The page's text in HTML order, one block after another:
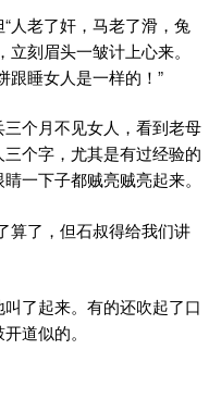
人老了奸，马老了滑，兔
刻眉头一皱计上心来。
跟睡女人是一样的！”
个月不见女人，看到老母
个字，尤其是有过经验的
一下子都贼亮贼亮起来。
算了，但石叔得给我们讲
了起来。有的还吹起了口
道似的。